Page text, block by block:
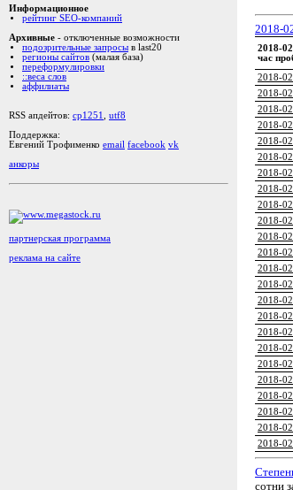
Информационное
рейтинг SEO-компаний
Архивные - отключенные возможности
подозрительные запросы в last20
регионы сайтов (малая база)
переформулировки
::веса слов
аффилиаты
RSS апдейтов: cp1251
utf8
Поддержка:
Евгений Трофименко email facebook vk
анкоры
партнерская программа
реклама на сайте
2018-
2018-
час
2018-
2018-
2018-
2018-
2018-
2018-
2018-
2018-
2018-
2018-
2018-
2018-
2018-
2018-
2018-
2018-
2018-
2018-
2018-
2018-
2018-
2018-
2018-
2018-
сотни